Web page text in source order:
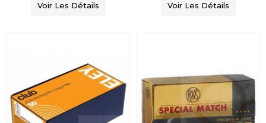
Voir Les Détails Voir Les Détails